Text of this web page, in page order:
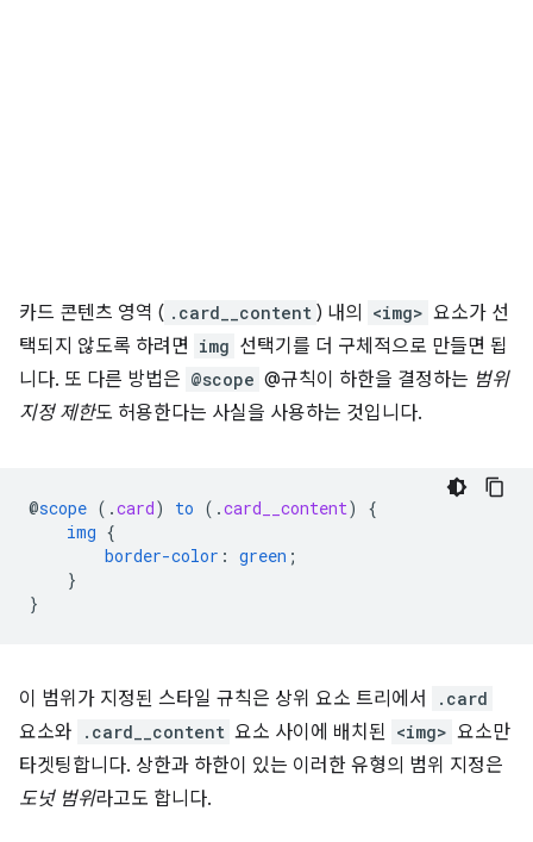
카드 콘텐츠 영역 ( .card__content ) 내의 <img> 요소가 선
택되지 않도록 하려면 img 선택기를 더 구체적으로 만들면 됩
니다. 또 다른 방법은 @scope @규칙이 하한을 결정하는 범위
지정 제한도 허용한다는 사실을 사용하는 것입니다.
@scope ( .card) to ( .card__content)
{
img {
border-color : green ;
}
}
이 범위가 지정된 스타일 규칙은 상위 요소 트리에서 .card
요소와 .card__content 요소 사이에 배치된 <img> 요소만
타겟팅합니다. 상한과 하한이 있는 이러한 유형의 범위 지정은
도넛 범위라고도 합니다.